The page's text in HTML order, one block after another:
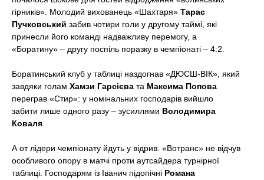
гірників». Молодий вихованець «Шахтаря» Тарас
Пучковський забив чотири голи у другому таймі, які
принесли його команді надважливу перемогу, а
«Боратину» – другу поспіль поразку в чемпіонаті – 4:2.
Боратинський клуб у таблиці наздогнав «ДЮСШ-ВІК», який
завдяки голам Хамзи Гарсієва та Максима Попова
переграв «Стир»: у номінальних господарів вийшло
забити лише одного разу – зусиллями Володимира
Коваля.
А от лідери чемпіонату йдуть у відрив. «Вотранс» не відчув
особливого опору в матчі проти аутсайдера турнірної
таблиці. Господарям із Іванич підопічні Романа